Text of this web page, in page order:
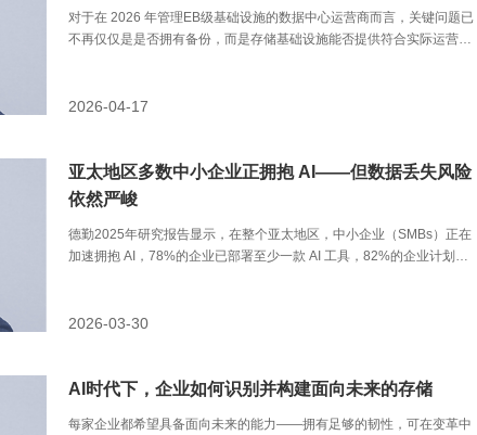
对于在 2026 年管理EB级基础设施的数据中心运营商而言，关键问题已
不再仅仅是是否拥有备份，而是存储基础设施能否提供符合实际运营需
2026-04-17
亚太地区多数中小企业正拥抱 AI——但数据丢失风险
依然严峻
德勤2025年研究报告显示，在整个亚太地区，中小企业（SMBs）正在
加速拥抱 AI，78%的企业已部署至少一款 AI 工具，82%的企业计划进
用量预计将达到2000万亿，相较2024年的114万亿增长超过16倍。AI
据丢失风险就越高。
2026-03-30
AI时代下，企业如何识别并构建面向未来的存储
每家企业都希望具备面向未来的能力——拥有足够的韧性，可在变革中